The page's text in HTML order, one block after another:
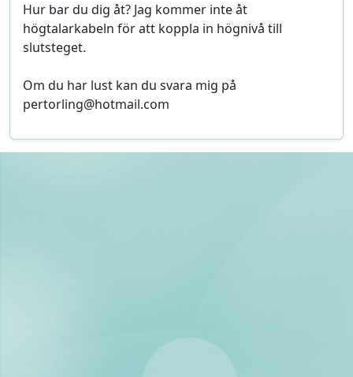
Hur bar du dig åt? Jag kommer inte åt
högtalarkabeln för att koppla in högnivå till
slutsteget.
Om du har lust kan du svara mig på
pertorling@hotmail.com